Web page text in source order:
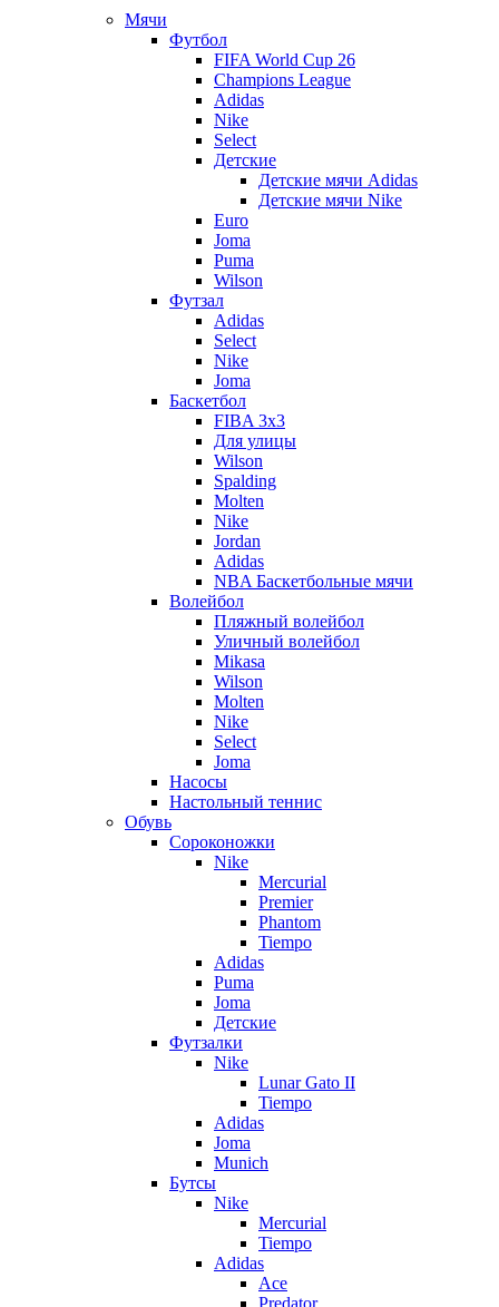
Мячи
Футбол
FIFA World Cup 26
Champions League
Adidas
Nike
Select
Детские
Детские мячи Adidas
Детские мячи Nike
Euro
Joma
Puma
Wilson
Футзал
Adidas
Select
Nike
Joma
Баскетбол
FIBA 3x3
Для улицы
Wilson
Spalding
Molten
Nike
Jordan
Adidas
NBA Баскетбольные мячи
Волейбол
Пляжный волейбол
Уличный волейбол
Mikasa
Wilson
Molten
Nike
Select
Joma
Насосы
Настольный теннис
Обувь
Сороконожки
Nike
Mercurial
Premier
Phantom
Tiempo
Adidas
Puma
Joma
Детские
Футзалки
Nike
Lunar Gato II
Tiempo
Adidas
Joma
Munich
Бутсы
Nike
Mercurial
Tiempo
Adidas
Ace
Predator